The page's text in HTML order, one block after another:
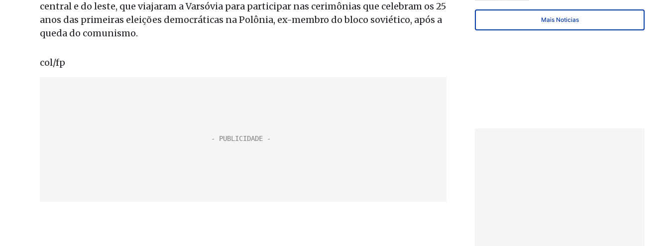
central e do leste, que viajaram a Varsóvia para participar nas cerimônias que celebram os 25
anos das primeiras eleições democráticas na Polônia, ex-membro do bloco soviético, após a
queda do comunismo.
col/fp